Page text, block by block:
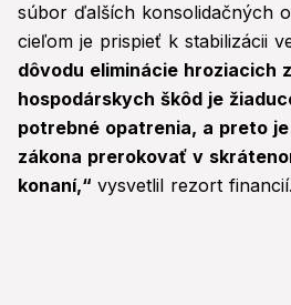
súbor ďalších konsolidačných
cieľom je prispieť k stabilizácii
dôvodu eliminácie hroziacich
hospodárskych škôd je
potrebné opatrenia, a preto
zákona prerokovať v
konaní,“ vysvetlil rezort financií.